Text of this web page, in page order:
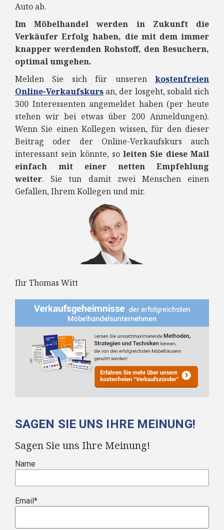
Auto ab.
Im Möbelhandel werden in Zukunft die
Verkäufer Erfolg haben, die mit dem immer
knapper werdenden Rohstoff, den Besuchern,
optimal umgehen.
Melden Sie sich für unseren kostenfreien
Online-Verkaufskurs an, der losgeht, sobald sich
300 Interessenten angemeldet haben (per heute
stehen wir bei etwas über 200 Anmeldungen).
Wenn Sie einen Kollegen wissen, für den dieser
Beitrag oder der Online-Verkaufskurs auch
interessant sein könnte, soleiten Sie diese Mail
einfach mit einer netten Empfehlung
weiter. Sie tun damit zwei Menschen einen
Gefallen, Ihrem Kollegen und mir.
Ihr Thomas Witt
SAGEN SIE UNS IHRE MEINUNG!
Sagen Sie uns Ihre Meinung!
Name
Email*